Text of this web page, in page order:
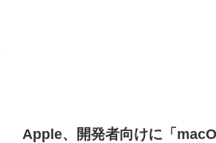
Apple、開発者向けに「